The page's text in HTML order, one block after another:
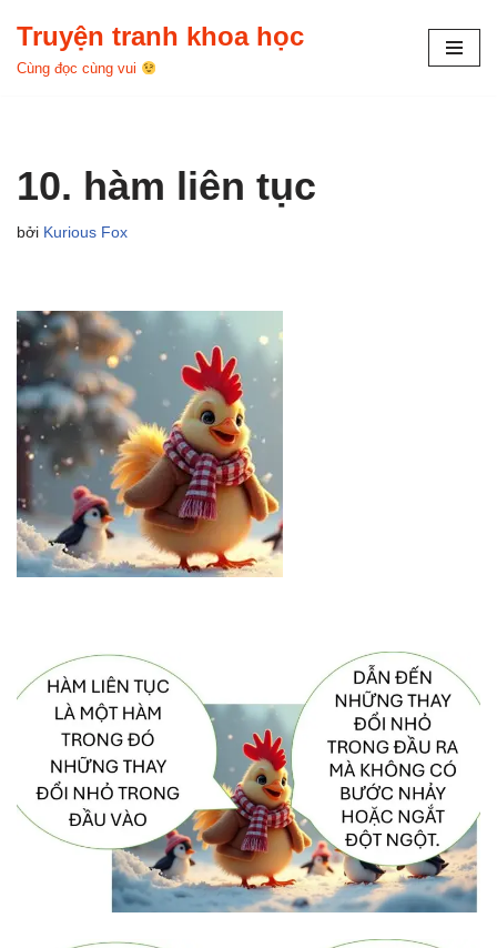
Chuyển
Truyện tranh khoa học
Cùng đọc cùng vui
10. hàm liên tục
bởi Kurious Fox